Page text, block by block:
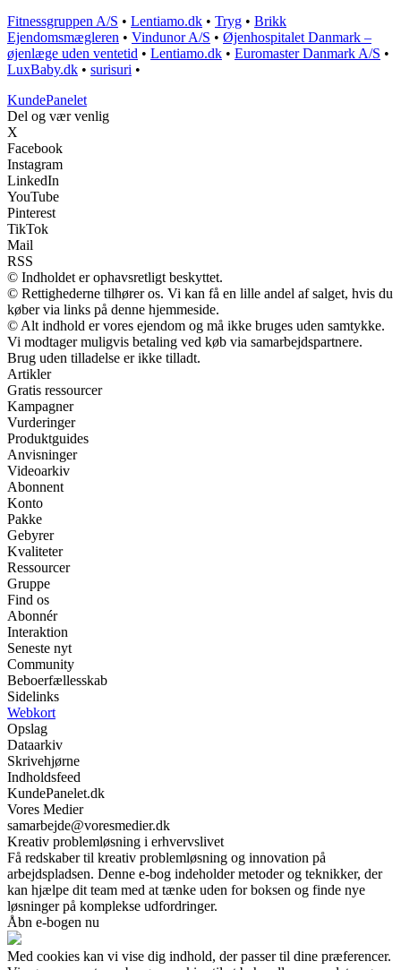
Fitnessgruppen A/S • Lentiamo.dk • Tryg • Brikk
Ejendomsmægleren • Vindunor A/S • Øjenhospitalet Danmark –
øjenlæge uden ventetid • Lentiamo.dk • Euromaster Danmark A/S •
LuxBaby.dk • surisuri •
KundePanelet
Del og vær venlig
X
Facebook
Instagram
LinkedIn
YouTube
Pinterest
TikTok
Mail
RSS
© Indholdet er ophavsretligt beskyttet.
© Rettighederne tilhører os. Vi kan få en lille andel af salget, hvis du
køber via links på denne hjemmeside.
© Alt indhold er vores ejendom og må ikke bruges uden samtykke.
Vi modtager muligvis betaling ved køb via samarbejdspartnere.
Brug uden tilladelse er ikke tilladt.
Artikler
Gratis ressourcer
Kampagner
Vurderinger
Produktguides
Anvisninger
Videoarkiv
Abonnent
Konto
Pakke
Gebyrer
Kvaliteter
Ressourcer
Gruppe
Find os
Abonnér
Interaktion
Seneste nyt
Community
Beboerfællesskab
Sidelinks
Webkort
Opslag
Dataarkiv
Skrivehjørne
Indholdsfeed
KundePanelet.dk
Vores Medier
samarbejde@voresmedier.dk
Kreativ problemløsning i erhvervslivet
Få redskaber til kreativ problemløsning og innovation på
arbejdspladsen. Denne e-bog indeholder metoder og teknikker, der
kan hjælpe dit team med at tænke uden for boksen og finde nye
løsninger på komplekse udfordringer.
Åbn e-bogen nu
Med cookies kan vi vise dig indhold, der passer til dine præferencer.